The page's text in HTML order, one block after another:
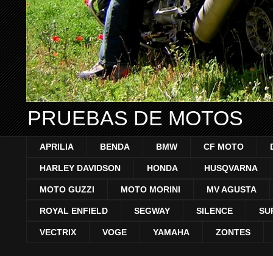
PRUEBAS DE MOTOS
APRILIA BENDA BMW CF MOTO
HARLEY DAVIDSON HONDA HUSQVARNA
MOTO GUZZI MOTO MORINI MV AGUSTA
ROYAL ENFIELD SEGWAY SILENCE
VECTRIX VOGE YAMAHA ZONTES